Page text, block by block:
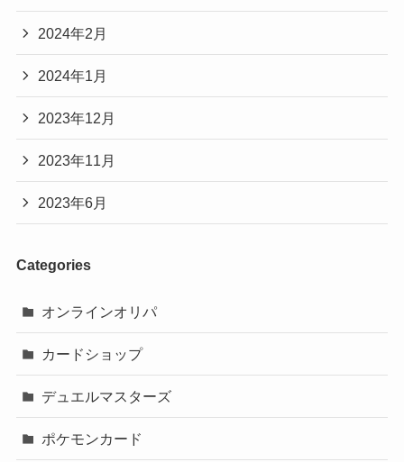
2024年2月
2024年1月
2023年12月
2023年11月
2023年6月
Categories
オンラインオリパ
カードショップ
デュエルマスターズ
ポケモンカード